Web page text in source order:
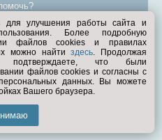
1998—2026
улучшения работы сайта и
Более подробную
файлов cookies и правилах
можно найтиздесь. Продолжая
подтверждаете, что были
файлов cookies и согласны с
данных. Вы можете
Вашего браузера.